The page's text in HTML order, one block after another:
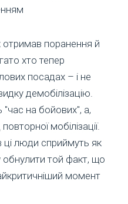
отримав поранення й
хто тепер
посадах – і не
демобілізацію.
на бойових", а,
мобілізації.
ці люди сприймуть як
обнулити той факт, що
момент